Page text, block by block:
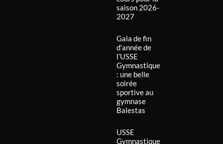
saison 2026-
2027
Gala de fin
d’année de
l’USSE
Gymnastique
: une belle
soirée
sportive au
gymnase
Balestas
USSE
Gymnastique